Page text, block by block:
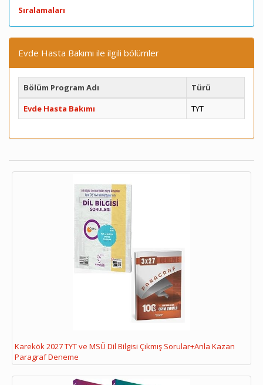
Sıralamaları
Evde Hasta Bakımı ile ilgili bölümler
Bölüm Program Adı
Türü
Evde Hasta Bakımı
TYT
Karekök 2027 TYT ve MSÜ Dil Bilgisi Çıkmış Sorular+Anla Kazan
Paragraf Deneme